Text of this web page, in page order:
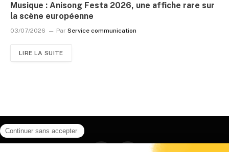
Musique : Anisong Festa 2026, une affiche rare sur
la scène européenne
03/07/2026 Par Service communication
LIRE LA SUITE